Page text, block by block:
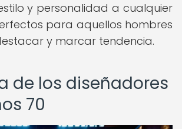
y personalidad a cualquier
para aquellos hombres
y marcar tendencia.
de los diseñadores
70